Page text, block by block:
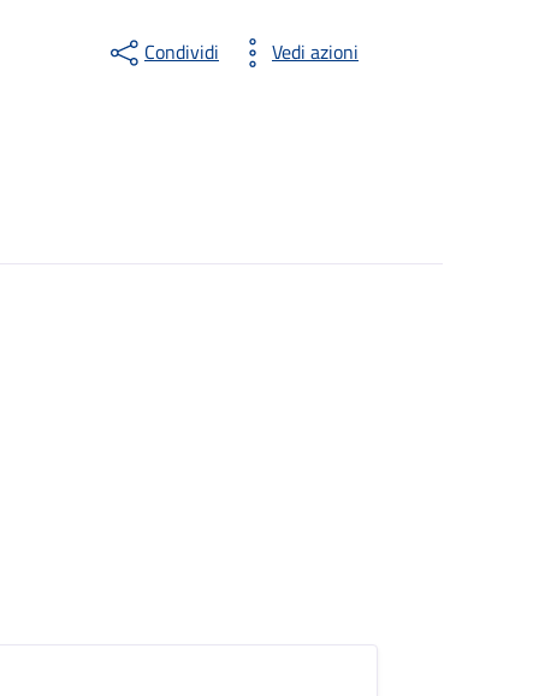
Condividi Vedi azioni